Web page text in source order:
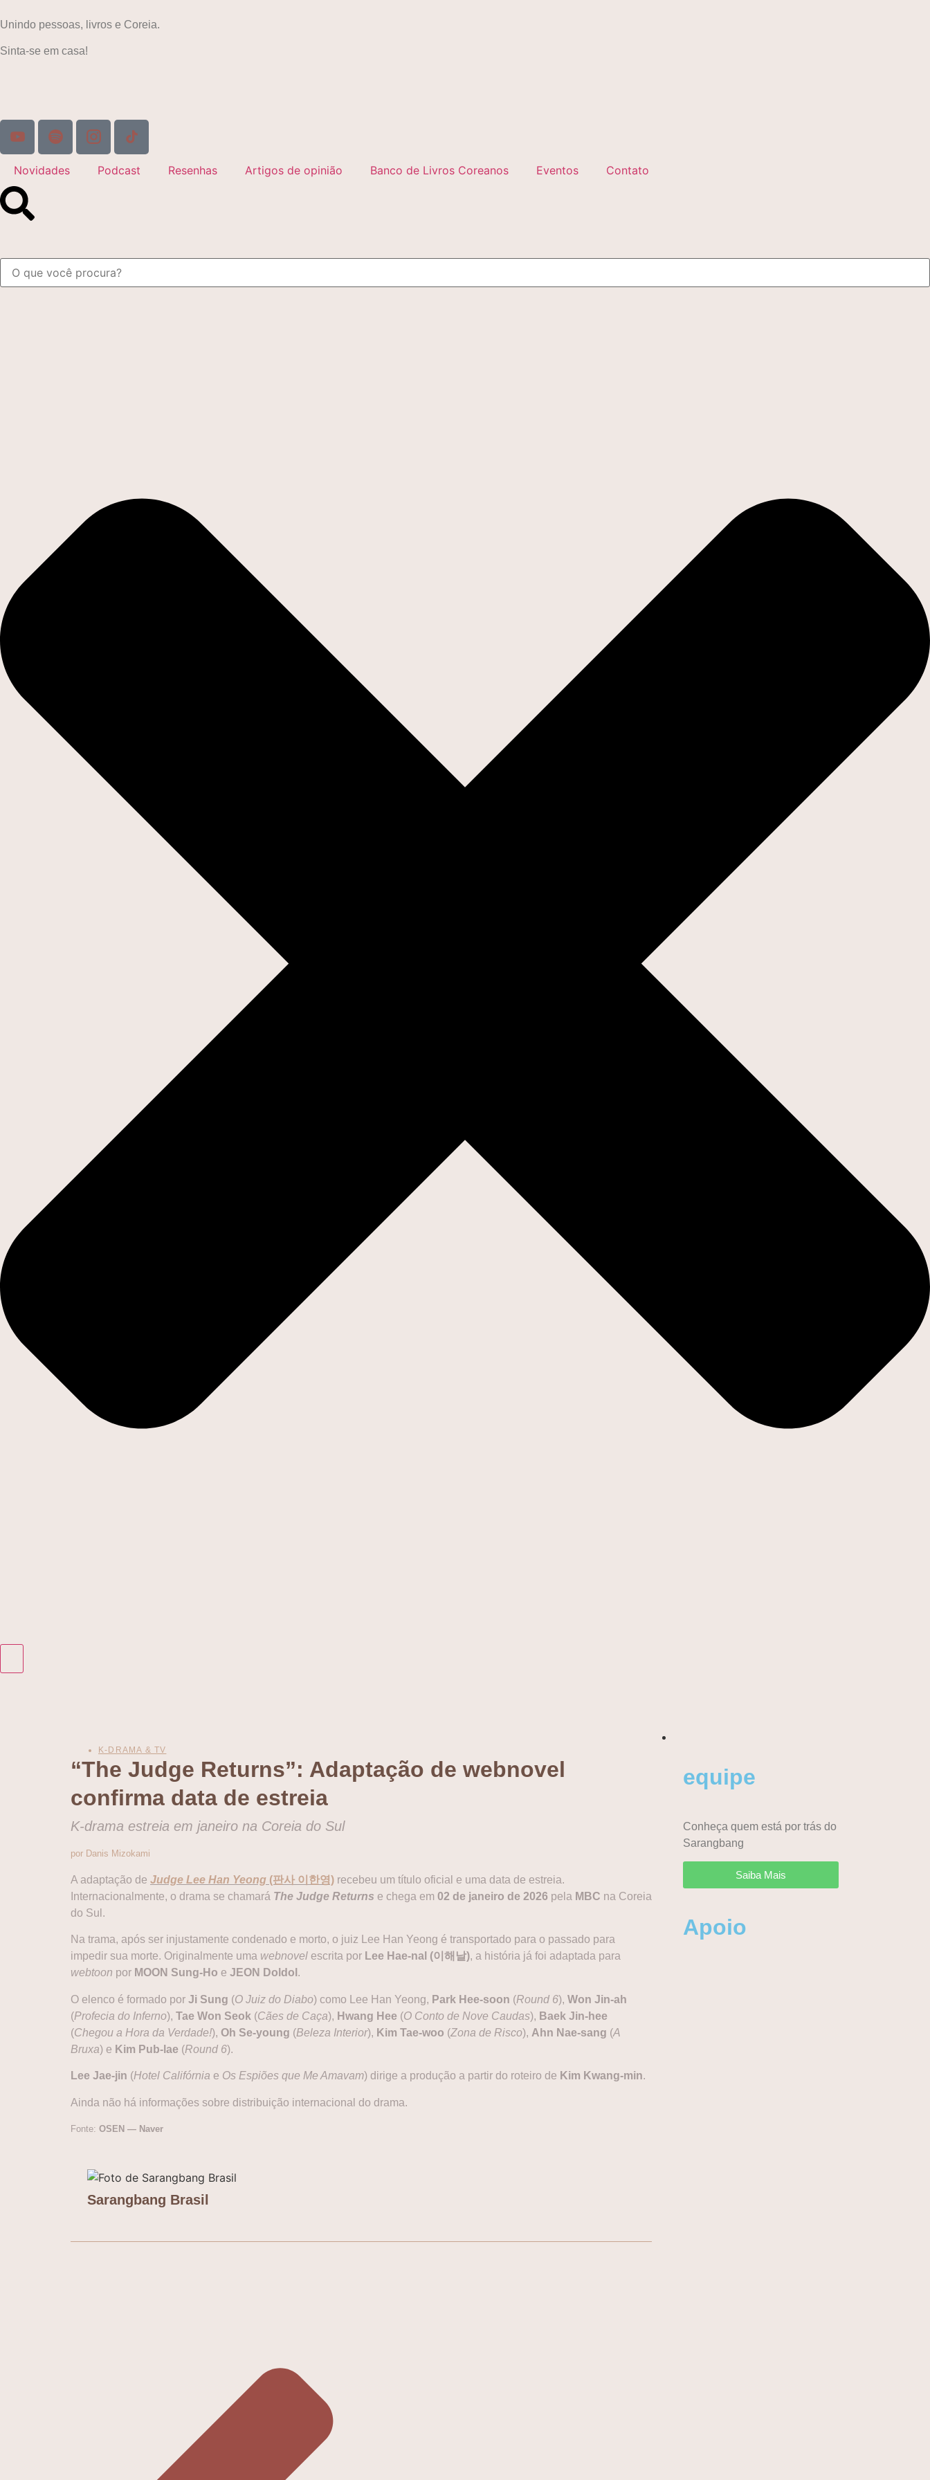
Unindo pessoas, livros e Coreia.
Sinta-se em casa!
Novidades Podcast Resenhas Artigos de opinião Banco de Livros Coreanos Eventos Contato
K-DRAMA & TV
“The Judge Returns”: Adaptação de webnovel
confirma data de estreia
K-drama estreia em janeiro na Coreia do Sul
por Danis Mizokami
A adaptação de Judge Lee Han Yeong (판사 이한영) recebeu um título oficial e uma data de estreia.
Internacionalmente, o drama se chamará The Judge Returns e chega em 02 de janeiro de 2026 pela MBC na Coreia
do Sul.
Na trama, após ser injustamente condenado e morto, o juiz Lee Han Yeong é transportado para o passado para
impedir sua morte. Originalmente uma webnovel escrita por Lee Hae-nal (이해날), a história já foi adaptada para
webtoon por MOON Sung-Ho e JEON Doldol .
O elenco é formado por Ji Sung (O Juiz do Diabo) como Lee Han Yeong, Park Hee-soon (Round 6), Won Jin-ah
(Profecia do Inferno), Tae Won Seok (Cães de Caça), Hwang Hee (O Conto de Nove Caudas), Baek Jin-hee
(Chegou a Hora da Verdade!), Oh Se-young (Beleza Interior), Kim Tae-woo (Zona de Risco), Ahn Nae-sang (A
Bruxa) e Kim Pub-lae (Round 6).
Lee Jae-jin (Hotel Califórnia e Os Espiões que Me Amavam) dirige a produção a partir do roteiro de Kim Kwang-min.
Ainda não há informações sobre distribuição internacional do drama.
Fonte: OSEN — Naver
Sarangbang Brasil
equipe
Conheça quem está por trás do
Sarangbang
Saiba Mais
Apoio